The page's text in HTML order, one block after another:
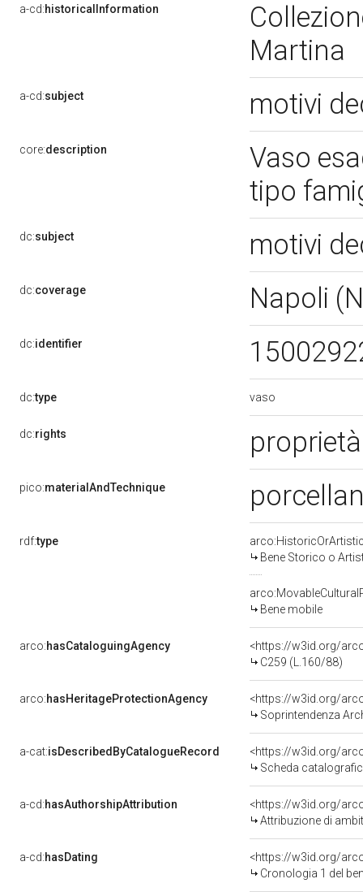
a-cd:historicalInformation
Martina
a-cd:subject motivi
core:description
Vaso
tipo
dc:subject motivi
dc:coverage Napoli
dc:identifier
dc:type vaso
dc:rights
pico:materialAndTechnique
rdf:type
Bene Storico o
Bene mobile
arco:hasCataloguingAgency
<https://w3id.org/
C259 (L.160/88)
arco:hasHeritageProtectionAgency
<https://w3id.org/
Soprintendenza
a-cat:isDescribedByCatalogueRecord
<https://w3id.org/
Scheda
a-cd:hasAuthorshipAttribution
<https://w3id.org/
Attribuzione di
a-cd:hasDating
<https://w3id.org/
Cronologia 1 del